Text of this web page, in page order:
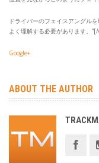
ドライバーのフェイスアングル
よく理解する必要があります。
Google+
ABOUT THE AUTHOR